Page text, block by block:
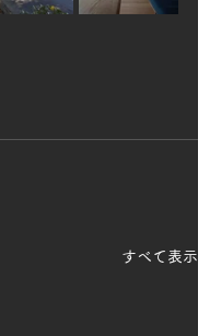
すべて表示